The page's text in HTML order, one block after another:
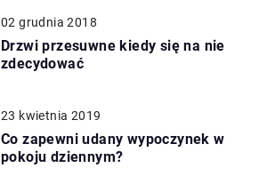
02 grudnia 2018
Drzwi przesuwne kiedy się na nie
zdecydować
23 kwietnia 2019
Co zapewni udany wypoczynek w
pokoju dziennym?